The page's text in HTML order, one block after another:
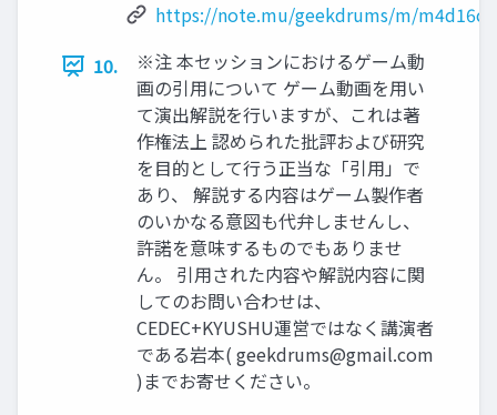
https://note.mu/geekdrums/m/
10.
※注 本セッションにおけるゲーム動
画の引用について ゲーム動画を用い
て演出解説を行いますが、これは著
作権法上 認められた批評および研究
を目的として行う正当な「引用」で
あり、 解説する内容はゲーム製作者
のいかなる意図も代弁しませんし、
許諾を意味するものでもありませ
ん。 引用された内容や解説内容に関
してのお問い合わせは、
CEDEC+KYUSHU運営ではなく講演者
である岩本( geekdrums@gmail.com
)までお寄せください。